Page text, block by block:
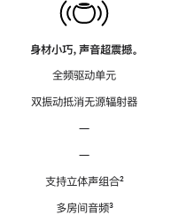
身材小巧，声音超震撼。
全频驱动单元
双振动抵消无源辐射器
—
—
支持立体声组合脚
²
多房间音频脚
³